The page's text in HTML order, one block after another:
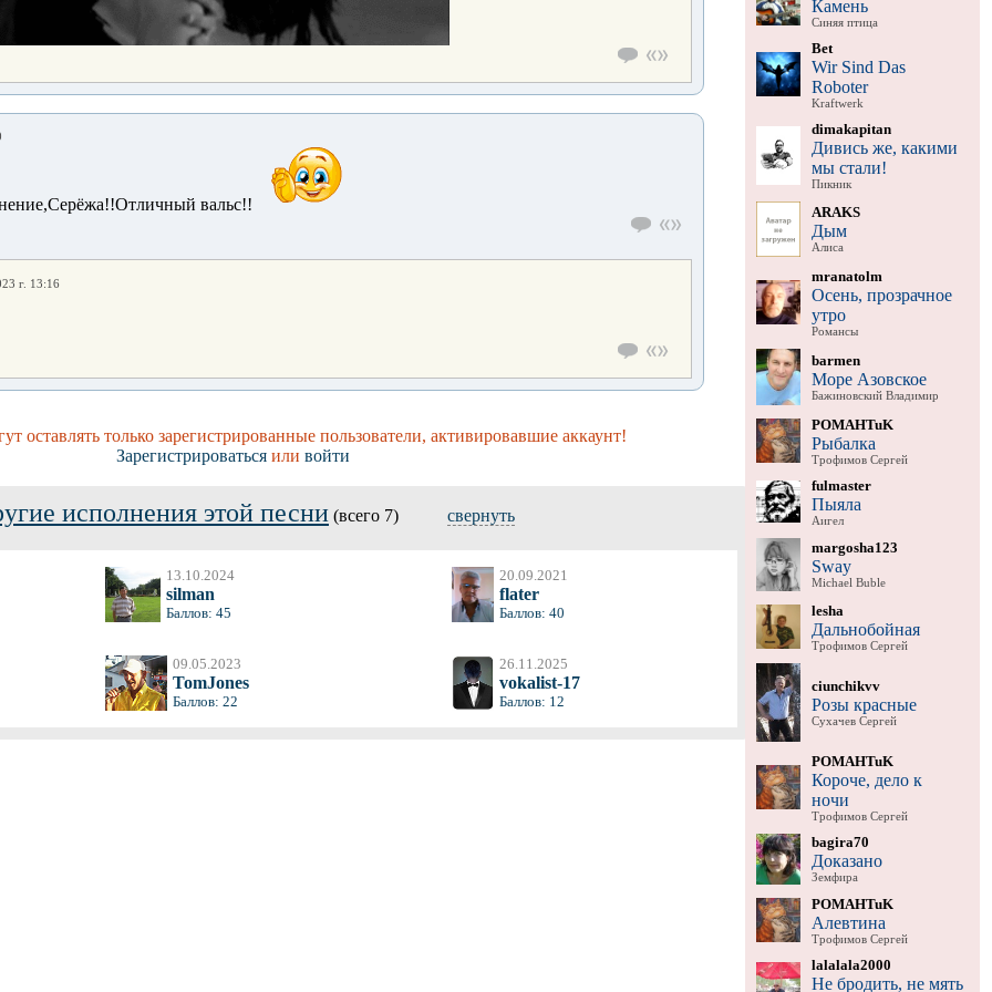
вальс!!
г. 13:16
оставлять только зарегистрированные пользователи, активировавшие аккаунт!
Зарегистрироваться или войти
исполнения этой песни (всего 7) свернуть
13.10.2024
silman
Баллов: 45
20.09.2021
flater
Баллов: 40
09.05.2023
TomJones
Баллов: 22
26.11.2025
vokalist-17
Баллов: 12
Камень
Синяя птица
Bet
Wir Sind Das
Roboter
Kraftwerk
dimakapitan
Дивись же, какими
мы стали!
Пикник
ARAKS
Дым
Алиса
mranatolm
Осень, прозрачное
утро
Романсы
barmen
Море Азовское
Бажиновский Владимир
POMAHTuK
Рыбалка
Трофимов Сергей
fulmaster
Пыяла
Аигел
margosha123
Sway
Michael Buble
lesha
Дальнобойная
Трофимов Сергей
ciunchikvv
Розы красные
Сухачев Сергей
POMAHTuK
Короче, дело к
ночи
Трофимов Сергей
bagira70
Доказано
Земфира
POMAHTuK
Алевтина
Трофимов Сергей
lalalala2000
Не бродить, не мять